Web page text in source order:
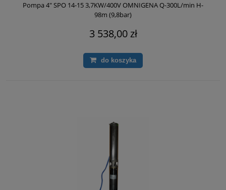
Pompa 4" SPO 14-15 3,7KW/400V OMNIGENA Q-300L/min H-
98m (9,8bar)
3 538,00 zł
do koszyka